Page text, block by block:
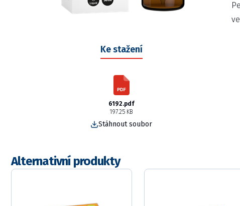
Ke stažení
6192.pdf
197.25 KB
Stáhnout soubor
Alternativní produkty